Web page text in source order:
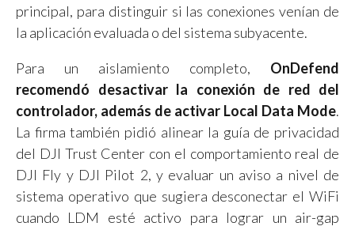
principal, para distinguir si las conexiones venían de
la aplicación evaluada o del sistema subyacente.
Para un aislamiento completo, OnDefend
recomendó desactivar la conexión de red del
controlador, además de activar Local Data Mode.
La firma también pidió alinear la guía de privacidad
del DJI Trust Center con el comportamiento real de
DJI Fly y DJI Pilot 2, y evaluar un aviso a nivel de
sistema operativo que sugiera desconectar el WiFi
cuando LDM esté activo para lograr un air-gap